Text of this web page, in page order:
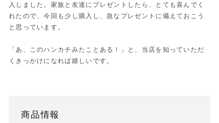
入しました。家族と友達にプレゼントしたら、とても喜んでく
れたので、今回も少し購入し、急なプレゼントに備えておこう
と思っています。
「あ、このハンカチみたことある！」と、当店を知っていただ
くきっかけになれば嬉しいです。
商品情報